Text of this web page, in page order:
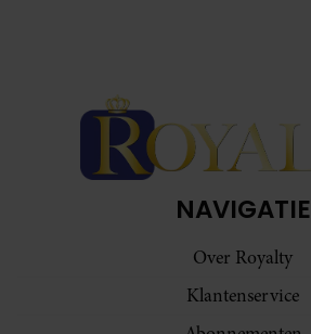
NAVIGATIE
Over Royalty
Klantenservice